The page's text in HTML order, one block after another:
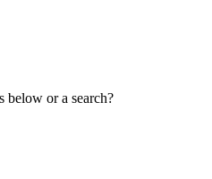
or a search?